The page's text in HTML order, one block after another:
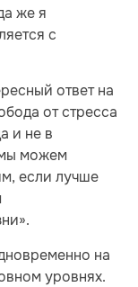
же я
с
ответ на
от стресса
и не в
можем
если лучше
на
уровнях.